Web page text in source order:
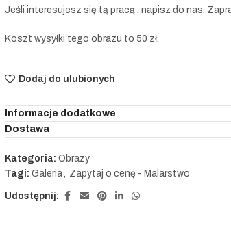
Jeśli interesujesz się tą pracą , napisz do nas.
Koszt wysyłki tego obrazu to 50 zł.
Dodaj do ulubionych
Informacje dodatkowe
Dostawa
Kategoria: Obrazy
Tagi: Galeria, Zapytaj o cenę - Malarstwo
Udostępnij: